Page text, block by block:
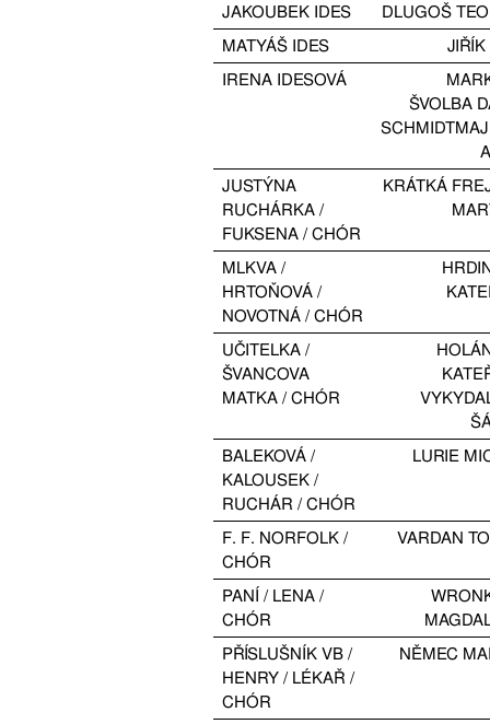
JAKOUBEK IDES
DLUGOŠ
MATYÁŠ IDES
JIŘÍK
IRENA IDESOVÁ
ŠVOLBA
JUSTÝNA
RUCHÁRKA /
FUKSENA / CHÓR
KRÁTKÁ
MLKVA /
HRTOŇOVÁ /
NOVOTNÁ / CHÓR
UČITELKA /
ŠVANCOVA
MATKA / CHÓR
BALEKOVÁ /
KALOUSEK /
RUCHÁR / CHÓR
LURIE
F. F. NORFOLK /
CHÓR
VARDAN
PANÍ / LENA /
CHÓR
PŘÍSLUŠNÍK VB /
HENRY / LÉKAŘ /
CHÓR
NĚMEC